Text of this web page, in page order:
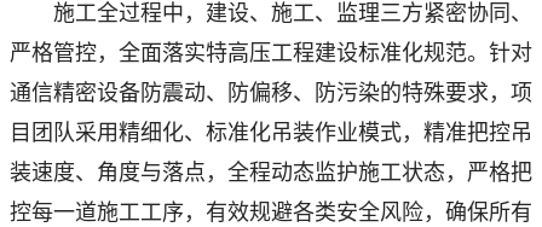
施工全过程中，建设、施工、监理三方紧密协同、
严格管控，全面落实特高压工程建设标准化规范。针对
通信精密设备防震动、防偏移、防污染的特殊要求，项
目团队采用精细化、标准化吊装作业模式，精准把控吊
装速度、角度与落点，全程动态监护施工状态，严格把
控每一道施工工序，有效规避各类安全风险，确保所有